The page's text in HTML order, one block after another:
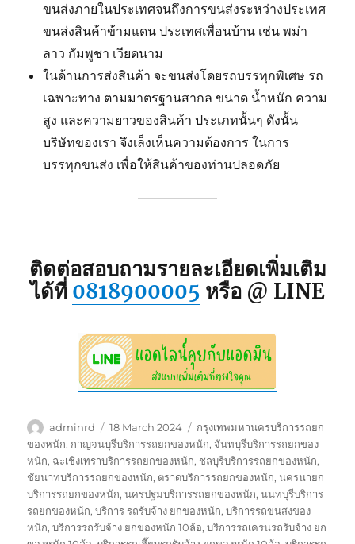
ขนส่งภายในประเทศจนถึงการขนส่งระหว่างประเทศ
ขนส่งสินค้าข้ามแดน ประเทศเพื่อนบ้าน เช่น พม่า
ลาว กัมพูชา เวียดนาม
ในด้านการส่งสินค้า จะขนส่งโดยรถบรรทุกพิเศษ รถ
เฉพาะทาง ตามมาตรฐานสากล ขนาด น้ำหนัก ความ
สูง และความยาวของสินค้า ประเภทนั้นๆ ดังนั้น
บริษัทของเรา จึงเล็งเห็นความต้องการ ในการ
บรรทุกขนส่ง เพื่อให้สินค้าของท่านปลอดภัย
ติดต่อสอบถามรายละเอียดเพิ่มเติม
ได้ที่ 0818900005 หรือ @ LINE
Author
adminrd
Posted
on
18 March 2024 Tags
กรุงเทพมหานครบริการรถยก
ของหนัก, กาญจนบุรีบริการรถยกของหนัก, จันทบุรีบริการรถยกของ
หนัก, ฉะเชิงเทราบริการรถยกของหนัก, ชลบุรีบริการรถยกของหนัก,
ชัยนาทบริการรถยกของหนัก, ตราดบริการรถยกของหนัก,นครนายก
บริการรถยกของหนัก,นครปฐมบริการรถยกของหนัก,นนทบุรีบริการ
รถยกของหนัก,บริการ รถรับจ้าง ยกของหนัก,บริการรถขนสงของ
หนัก,บริการรถรับจ้าง ยกของหนัก 10ล้อ,บริการรถเครนรถรับจ้าง ยก